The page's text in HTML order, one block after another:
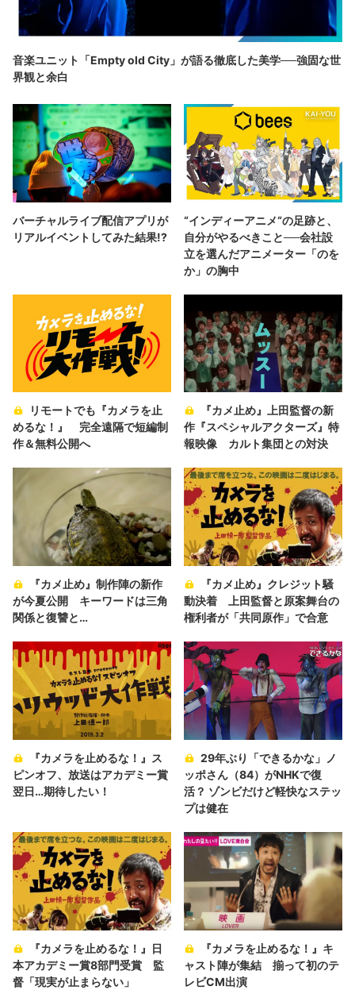
音楽ユニット「Empty old City」が語る徹底した美学──強固な世
界観と余白
バーチャルライブ配信アプリが
リアルイベントしてみた結果!?
“インディーアニメ“の足跡と、
自分がやるべきこと──会社設
立を選んだアニメーター「のを
か」の胸中
リモートでも『カメラを止
めるな！』 完全遠隔で短編制
作＆無料公開へ
『カメ止め』上田監督の新
作『スペシャルアクターズ』特
報映像 カルト集団との対決
『カメ止め』制作陣の新作
が今夏公開 キーワードは三角
関係と復讐と…
『カメ止め』クレジット騒
動決着 上田監督と原案舞台の
権利者が「共同原作」で合意
『カメラを止めるな！』ス
ピンオフ、放送はアカデミー賞
翌日…期待したい！
29年ぶり「できるかな」ノ
ッポさん（84）がNHKで復
活？ ゾンビだけど軽快なステッ
プは健在
『カメラを止めるな！』日
本アカデミー賞8部門受賞 監
督「現実が止まらない」
『カメラを止めるな！』キ
ャスト陣が集結 揃って初のテ
レビCM出演